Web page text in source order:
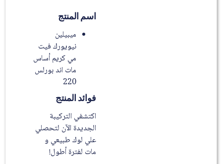
اسم المنتج
ميبيلين
نيويورك فيت
مي كريم أساس
مات اند بورلس
220
فوائد المنتج
اكتشفي التركيبة
الجديدة الآن لتحصلي
علي لوك طبيعي و
مات لفترة أطول!